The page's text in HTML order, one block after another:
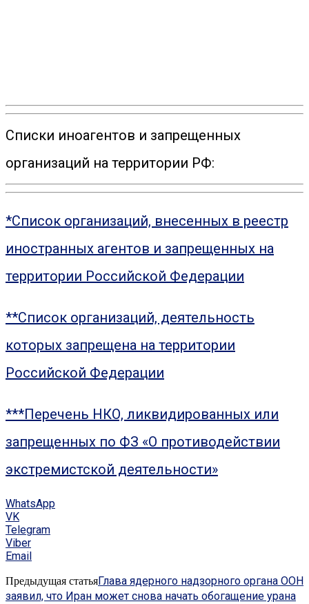
Списки иноагентов и запрещенных
организаций на территории РФ:
*Список организаций, внесенных в реестр
иностранных агентов и запрещенных на
территории Российской Федерации
**Список организаций, деятельность
которых запрещена на территории
Российской Федерации
***Перечень НКО, ликвидированных или
запрещенных по ФЗ «О противодействии
экстремистской деятельности»
WhatsApp
VK
Telegram
Viber
Email
Предыдущая статьяГлава ядерного надзорного органа ООН
заявил, что Иран может снова начать обогащение урана